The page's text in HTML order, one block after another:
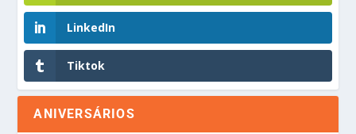
LinkedIn
Tiktok
ANIVERSÁRIOS